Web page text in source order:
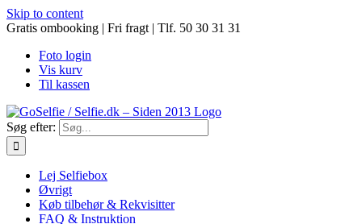
Skip to content
Gratis ombooking | Fri fragt | Tlf. 50 30 31 31
Foto login
Vis kurv
Til kassen
Søg efter:
Lej Selfiebox
Øvrigt
Køb tilbehør & Rekvisitter
FAQ & Instruktion